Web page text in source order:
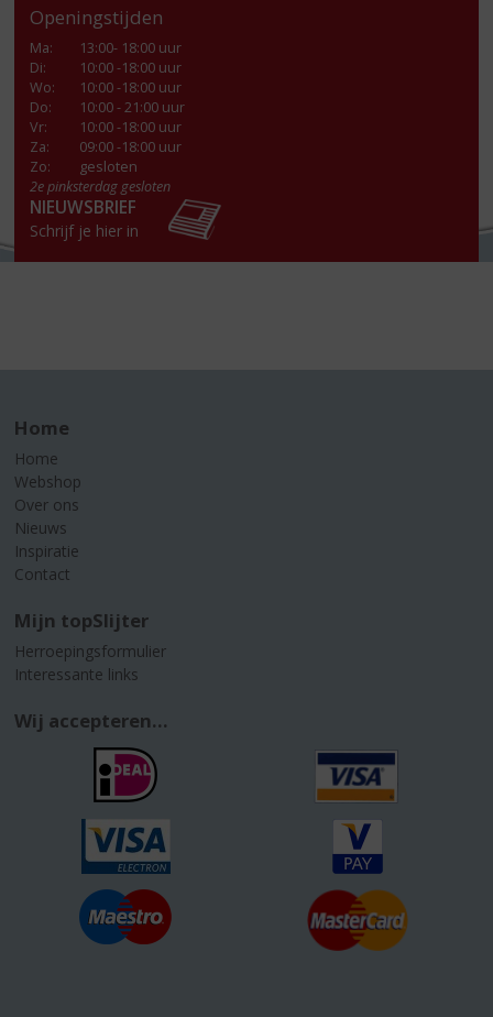
Openingstijden
Ma:
13:00- 18:00 uur
Di:
10:00 -18:00 uur
Wo:
10:00 -18:00 uur
Do:
10:00 - 21:00 uur
Vr:
10:00 -18:00 uur
Za:
09:00 -18:00 uur
Zo:
gesloten
2e pinksterdag gesloten
NIEUWSBRIEF
Schrijf je hier in
Home
Home
Webshop
Over ons
Nieuws
Inspiratie
Contact
Mijn topSlijter
Herroepingsformulier
Interessante links
Wij accepteren...